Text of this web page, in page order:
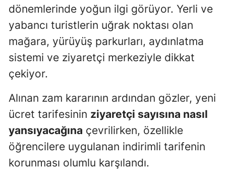
dönemlerinde yoğun ilgi görüyor. Yerli ve
yabancı turistlerin uğrak noktası olan
mağara, yürüyüş parkurları, aydınlatma
sistemi ve ziyaretçi merkeziyle dikkat
çekiyor.
Alınan zam kararının ardından gözler, yeni
ücret tarifesinin ziyaretçi sayısına nasıl
yansıyacağına çevrilirken, özellikle
öğrencilere uygulanan indirimli tarifenin
korunması olumlu karşılandı.